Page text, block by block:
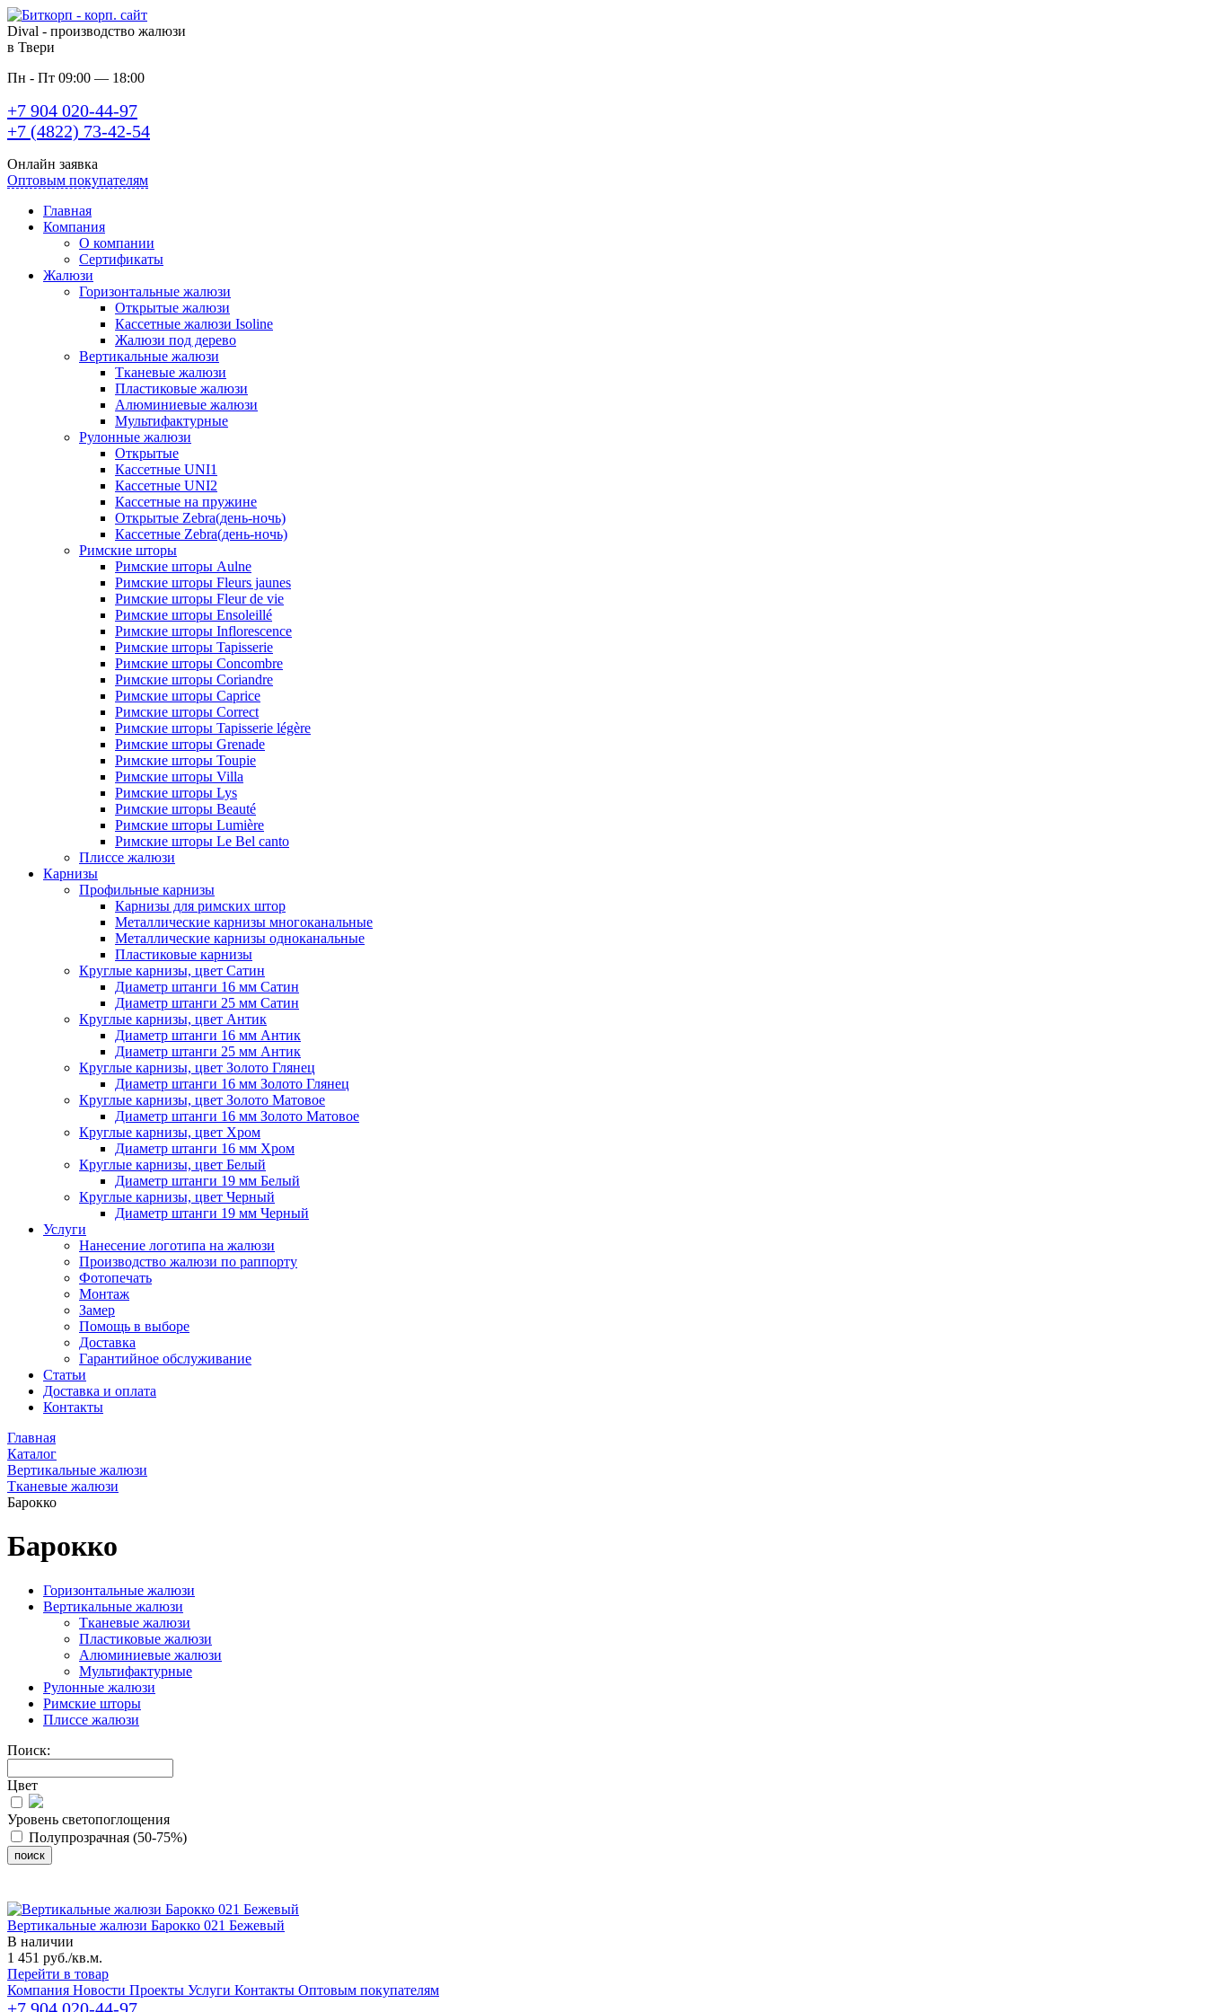
Dival - производство жалюзи
в Твери
Пн - Пт 09:00 — 18:00
+7 904 020-44-97
+7 (4822) 73-42-54
Онлайн заявка
Оптовым покупателям
Главная
Компания
О компании
Сертификаты
Жалюзи
Горизонтальные жалюзи
Открытые жалюзи
Кассетные жалюзи Isoline
Жалюзи под дерево
Вертикальные жалюзи
Тканевые жалюзи
Пластиковые жалюзи
Алюминиевые жалюзи
Мультифактурные
Рулонные жалюзи
Открытые
Кассетные UNI1
Кассетные UNI2
Кассетные на пружине
Открытые Zebra(день-ночь)
Кассетные Zebra(день-ночь)
Римские шторы
Римские шторы Aulne
Римские шторы Fleurs jaunes
Римские шторы Fleur de vie
Римские шторы Ensoleillé
Римские шторы Inflorescence
Римские шторы Tapisserie
Римские шторы Concombre
Римские шторы Coriandre
Римские шторы Caprice
Римские шторы Correct
Римские шторы Tapisserie légère
Римские шторы Grenade
Римские шторы Toupie
Римские шторы Villa
Римские шторы Lys
Римские шторы Beauté
Римские шторы Lumière
Римские шторы Le Bel canto
Плиссе жалюзи
Карнизы
Профильные карнизы
Карнизы для римских штор
Металлические карнизы многоканальные
Металлические карнизы одноканальные
Пластиковые карнизы
Круглые карнизы, цвет Сатин
Диаметр штанги 16 мм Сатин
Диаметр штанги 25 мм Сатин
Круглые карнизы, цвет Антик
Диаметр штанги 16 мм Антик
Диаметр штанги 25 мм Антик
Круглые карнизы, цвет Золото Глянец
Диаметр штанги 16 мм Золото Глянец
Круглые карнизы, цвет Золото Матовое
Диаметр штанги 16 мм Золото Матовое
Круглые карнизы, цвет Хром
Диаметр штанги 16 мм Хром
Круглые карнизы, цвет Белый
Диаметр штанги 19 мм Белый
Круглые карнизы, цвет Черный
Диаметр штанги 19 мм Черный
Услуги
Нанесение логотипа на жалюзи
Производство жалюзи по раппорту
Фотопечать
Монтаж
Замер
Помощь в выборе
Доставка
Гарантийное обслуживание
Статьи
Доставка и оплата
Контакты
Главная
Каталог
Вертикальные жалюзи
Тканевые жалюзи
Барокко
Барокко
Горизонтальные жалюзи
Вертикальные жалюзи
Тканевые жалюзи
Пластиковые жалюзи
Алюминиевые жалюзи
Мультифактурные
Рулонные жалюзи
Римские шторы
Плиссе жалюзи
Поиск:
Цвет
Уровень светопоглощения
Полупрозрачная (50-75%)
Вертикальные жалюзи Барокко 021 Бежевый
В наличии
1 451 руб./кв.м.
Перейти в товар
Компания Новости Проекты Услуги Контакты Оптовым покупателям